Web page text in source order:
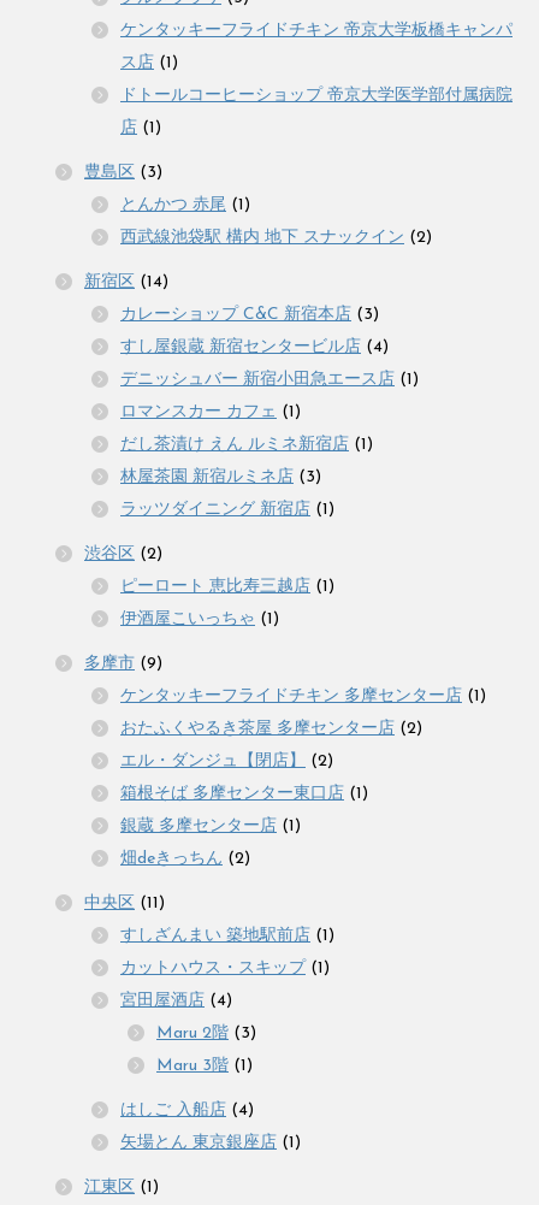
ケンタッキーフライドチキン 帝京大学板橋キャンパ
ス店 (1)
ドトールコーヒーショップ 帝京大学医学部付属病院
店 (1)
豊島区 (3)
とんかつ 赤尾 (1)
西武線池袋駅 構内 地下 スナックイン (2)
新宿区 (14)
カレーショップ C&C 新宿本店 (3)
すし屋銀蔵 新宿センタービル店 (4)
デニッシュバー 新宿小田急エース店 (1)
ロマンスカー カフェ (1)
だし茶漬け えん ルミネ新宿店 (1)
林屋茶園 新宿ルミネ店 (3)
ラッツダイニング 新宿店 (1)
渋谷区 (2)
ピーロート 恵比寿三越店 (1)
伊酒屋こいっちゃ (1)
多摩市 (9)
ケンタッキーフライドチキン 多摩センター店 (1)
おたふくやるき茶屋 多摩センター店 (2)
エル・ダンジュ【閉店】
(2)
箱根そば 多摩センター東口店 (1)
銀蔵 多摩センター店 (1)
畑deきっちん (2)
中央区 (11)
すしざんまい 築地駅前店 (1)
カットハウス・スキップ (1)
宮田屋酒店 (4)
Maru 2階 (3)
Maru 3階 (1)
はしご 入船店 (4)
矢場とん 東京銀座店 (1)
江東区 (1)